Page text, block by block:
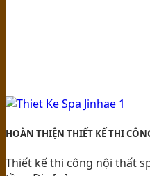
HOÀN THIỆN THIẾT KẾ THI
Thiết kế thi công nội thất